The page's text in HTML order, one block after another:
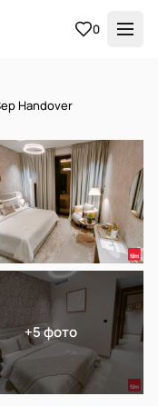
0
Handover
+5 фото